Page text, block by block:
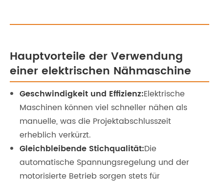
Hauptvorteile der Verwendung
einer elektrischen Nähmaschine
Geschwindigkeit und Effizienz:Elektrische
Maschinen können viel schneller nähen als
manuelle, was die Projektabschlusszeit
erheblich verkürzt.
Gleichbleibende Stichqualität:Die
automatische Spannungsregelung und der
motorisierte Betrieb sorgen stets für